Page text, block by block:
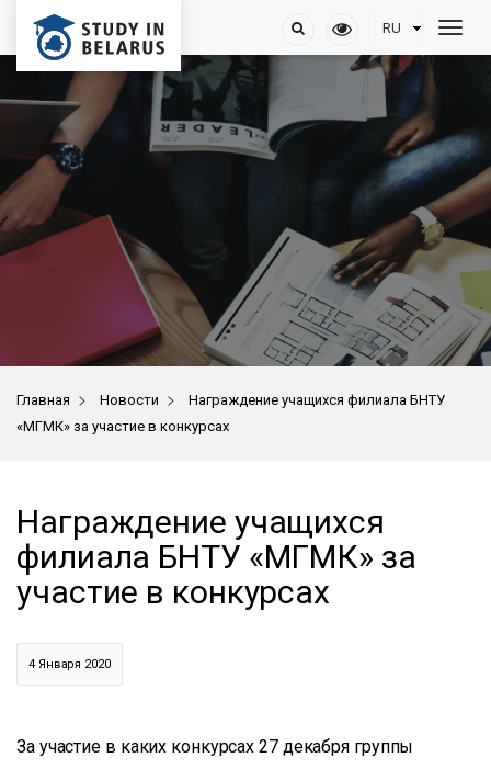
Главная > Новости >
Награждение учащихся филиала БНТУ
«МГМК» за участие в конкурсах
Награждение учащихся
филиала БНТУ «МГМК» за
участие в конкурсах
4 Января 2020
За участие в каких конкурсах 27 декабря группы